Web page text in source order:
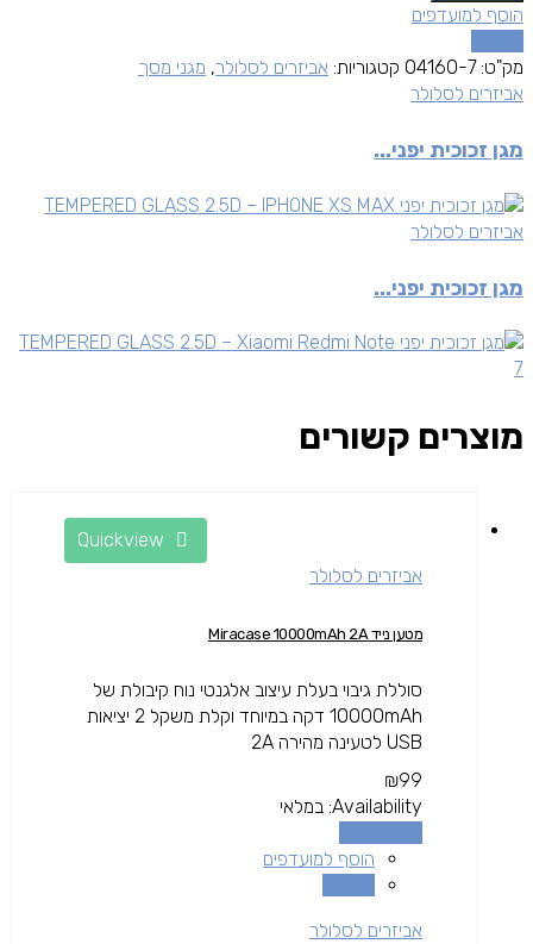
הוסף למועדפים
מק"ט:04160-7 קטגוריות: אביזרים לסלולר, מגני מסך
אביזרים לסלולר
מגן זכוכית יפני...
אביזרים לסלולר
מגן זכוכית יפני...
מוצרים קשורים
אביזרים לסלולר
מטען נייד Miracase 10000mAh 2A
סוללת גיבוי בעלת עיצוב אלגנטי נוח קיבולת של
10000mAh דקה במיוחד וקלת משקל 2 יציאות
USB לטעינה מהירה 2A
₪99
Availability: במלאי
הוסף למועדפים
אביזרים לסלולר